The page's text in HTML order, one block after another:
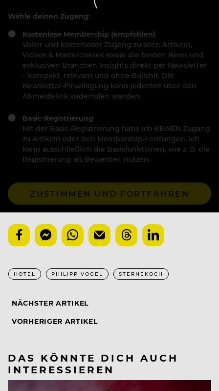
Wähle deinen Zugang:
Kostenlose Membership (empfohlen)
Voller und kostenloser Zugang zu allen Artikeln,
Videos & Masterclasses sowie die besten News und
exklusiven Branchen-Insights direkt per Newsletter
– kompakt, relevant und ohne Bullshit. Die
Newsletter-Einwilligung kann jederzeit über den
Abmeldelink widerrufen werden.
Basic-Registrierung
Mit der Basic-Registrierung habe ich KEINEN Zugang
zu Artikeln oder den Membership-Leistungen. Ich
kann ausschließlich die Basisfunktionen, wie z. B. die
Registrierung als Bewerber, nutzen.
ZUSTIMMEN UND FORTFAHREN
HOTEL PHILIPP VOGEL STERNEKOCH
NÄCHSTER ARTIKEL
VORHERIGER ARTIKEL
DAS KÖNNTE DICH AUCH
INTERESSIEREN